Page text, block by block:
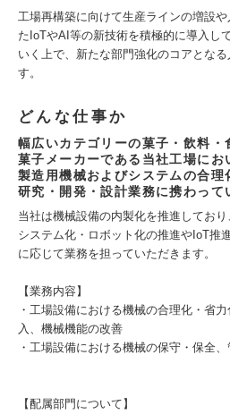
工場再構築に向けて生産ラインの増設
たIoTやAI等の新技術を積極的に導入し
いく上で、新たな部門強化のコアとな
す。
どんな仕事か
幅広いカテゴリーの菓子・飲料・
菓子メーカーである当社工場にお
製造用機械およびシステムの合理
研究・開発・設計業務に携わって
当社は機械設備の内製化を推進してお
システム化・ロボット化の推進やIoT推
に応じて業務を担っていただきます。
【業務内容】
・工場設備における機械の合理化・省
入、機械機能の改善
・工場設備における機械の保守・保全、
【配属部門について】